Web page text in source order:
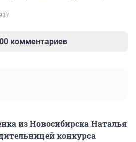
комментариев
из Новосибирска Наталья
конкурса